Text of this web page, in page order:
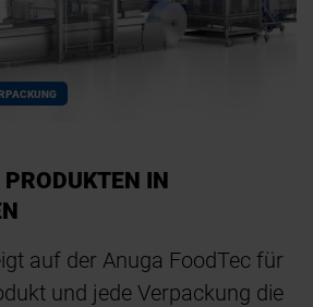
IN
auf der Anuga FoodTec für
und jede Verpackung die